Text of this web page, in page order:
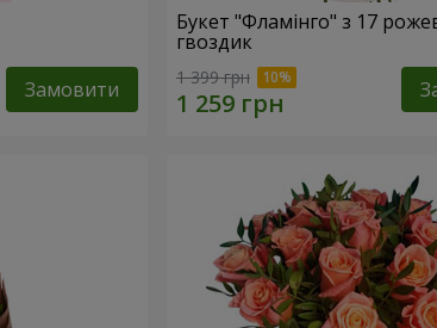
Замовити
Букет "Фламінго" з 17
гвоздик
1 399 грн